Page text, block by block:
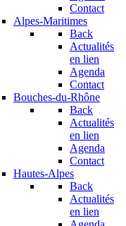
Contact
Alpes-Maritimes
Back
Actualités
en lien
Agenda
Contact
Bouches-du-Rhône
Back
Actualités
en lien
Agenda
Contact
Hautes-Alpes
Back
Actualités
en lien